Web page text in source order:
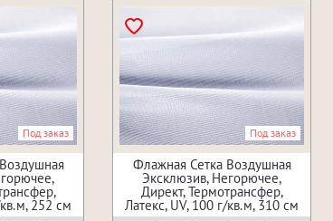
Под заказ
252 см
Под заказ
Флажная Сетка Воздушная
Эксклюзив, Негорючее,
Директ, Термотрансфер,
Латекс, UV, 100 г/кв.м, 310 см